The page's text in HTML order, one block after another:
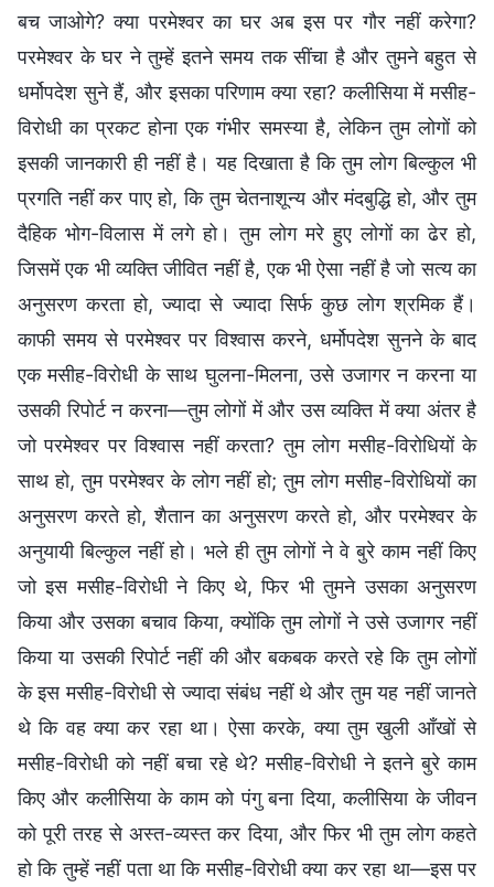
बच जाओगे? क्या परमेश्वर का घर अब इस पर गौर नहीं करेगा?
परमेश्वर के घर ने तुम्हें इतने समय तक सींचा है और तुमने बहुत से
धर्मोपदेश सुने हैं, और इसका परिणाम क्या रहा? कलीसिया में मसीह-
विरोधी का प्रकट होना एक गंभीर समस्या है, लेकिन तुम लोगों को
इसकी जानकारी ही नहीं है। यह दिखाता है कि तुम लोग बिल्कुल भी
प्रगति नहीं कर पाए हो, कि तुम चेतनाशून्य और मंदबुद्धि हो, और तुम
दैहिक भोग-विलास में लगे हो। तुम लोग मरे हुए लोगों का ढेर हो,
जिसमें एक भी व्यक्ति जीवित नहीं है, एक भी ऐसा नहीं है जो सत्य का
अनुसरण करता हो, ज्यादा से ज्यादा सिर्फ कुछ लोग श्रमिक हैं।
काफी समय से परमेश्वर पर विश्वास करने, धर्मोपदेश सुनने के बाद
एक मसीह-विरोधी के साथ घुलना-मिलना, उसे उजागर न करना या
उसकी रिपोर्ट न करना—तुम लोगों में और उस व्यक्ति में क्या अंतर है
जो परमेश्वर पर विश्वास नहीं करता? तुम लोग मसीह-विरोधियों के
साथ हो, तुम परमेश्वर के लोग नहीं हो; तुम लोग मसीह-विरोधियों का
अनुसरण करते हो, शैतान का अनुसरण करते हो, और परमेश्वर के
अनुयायी बिल्कुल नहीं हो। भले ही तुम लोगों ने वे बुरे काम नहीं किए
जो इस मसीह-विरोधी ने किए थे, फिर भी तुमने उसका अनुसरण
किया और उसका बचाव किया, क्योंकि तुम लोगों ने उसे उजागर नहीं
किया या उसकी रिपोर्ट नहीं की और बकबक करते रहे कि तुम लोगों
के इस मसीह-विरोधी से ज्यादा संबंध नहीं थे और तुम यह नहीं जानते
थे कि वह क्या कर रहा था। ऐसा करके, क्या तुम खुली आँखों से
मसीह-विरोधी को नहीं बचा रहे थे? मसीह-विरोधी ने इतने बुरे काम
किए और कलीसिया के काम को पंगु बना दिया, कलीसिया के जीवन
को पूरी तरह से अस्त-व्यस्त कर दिया, और फिर भी तुम लोग कहते
हो कि तुम्हें नहीं पता था कि मसीह-विरोधी क्या कर रहा था—इस पर